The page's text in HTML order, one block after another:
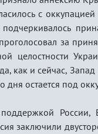
с
за
целостности
как и сейчас,
дня остается под
России,
заключили